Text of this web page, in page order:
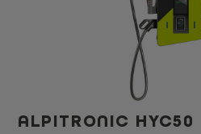
ALPITRONIC HYC50